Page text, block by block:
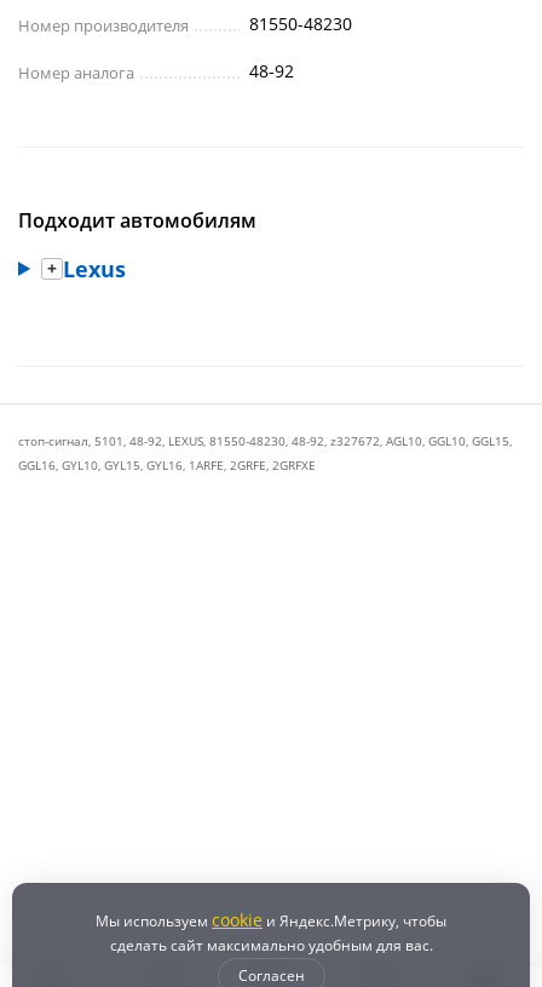
Номер производителя 81550-48230
Номер аналога 48-92
Подходит автомобилям
Lexus
стоп-сигнал, 5101, 48-92, LEXUS, 81550-48230, 48-92, z327672, AGL10, GGL10, GGL15,
GGL16, GYL10, GYL15, GYL16, 1ARFE, 2GRFE, 2GRFXE
Мы используем cookie и Яндекс.Метрику, чтобы
сделать сайт максимально удобным для вас.
Согласен